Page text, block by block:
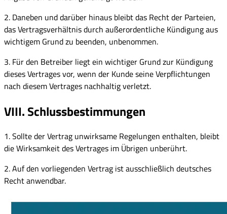
2. Daneben und darüber hinaus bleibt das Recht der Parteien,
das Vertragsverhältnis durch außerordentliche Kündigung aus
wichtigem Grund zu beenden, unbenommen.
3. Für den Betreiber liegt ein wichtiger Grund zur Kündigung
dieses Vertrages vor, wenn der Kunde seine Verpflichtungen
nach diesem Vertrages nachhaltig verletzt.
VIII. Schlussbestimmungen
1. Sollte der Vertrag unwirksame Regelungen enthalten, bleibt
die Wirksamkeit des Vertrages im Übrigen unberührt.
2. Auf den vorliegenden Vertrag ist ausschließlich deutsches
Recht anwendbar.